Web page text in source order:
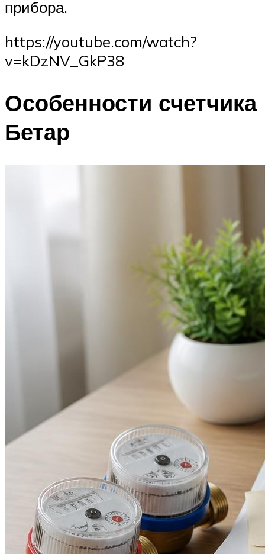
прибора.
https://youtube.com/watch?
v=kDzNV_GkP38
Особенности счетчика
Бетар